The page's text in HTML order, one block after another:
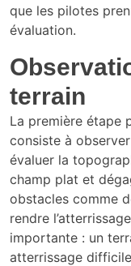
que les pilotes
évaluation.
terrain
La première étape
consiste à
évaluer la
champ plat et
obstacles comme
rendre
importante : un
atterrissage